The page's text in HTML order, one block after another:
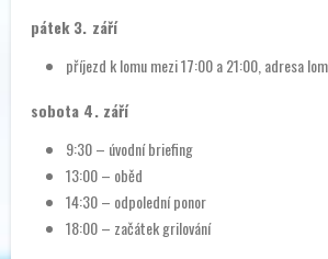
pátek 3. září
příjezd k lomu mezi 17:00 a 21:00, adresa
sobota 4. září
9:30 – úvodní briefing
13:00 – oběd
14:30 – odpolední ponor
18:00 – začátek grilování